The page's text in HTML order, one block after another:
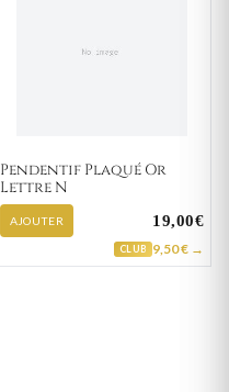
Pendentif Plaqué Or
Lettre N
AJOUTER 19,00€
CLUB 9,50 € →